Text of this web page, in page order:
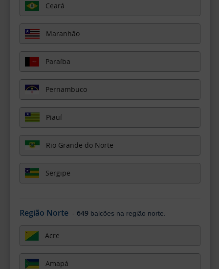
Ceará
Maranhão
Paraíba
Pernambuco
Piauí
Rio Grande do Norte
Sergipe
Região Norte - 649balcões na região norte.
Acre
Amapá